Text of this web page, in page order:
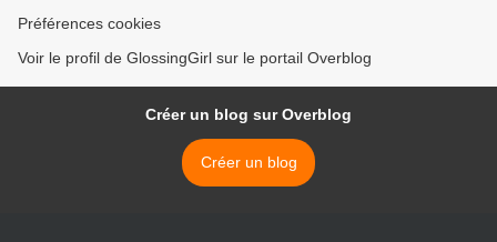
Préférences cookies
Voir le profil de GlossingGirl sur le portail Overblog
Créer un blog sur Overblog
Créer un blog